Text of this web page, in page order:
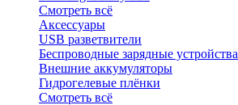
Смотреть всё
Аксессуары
USB разветвители
Беспроводные зарядные устройства
Внешние аккумуляторы
Гидрогелевые плёнки
Смотреть всё